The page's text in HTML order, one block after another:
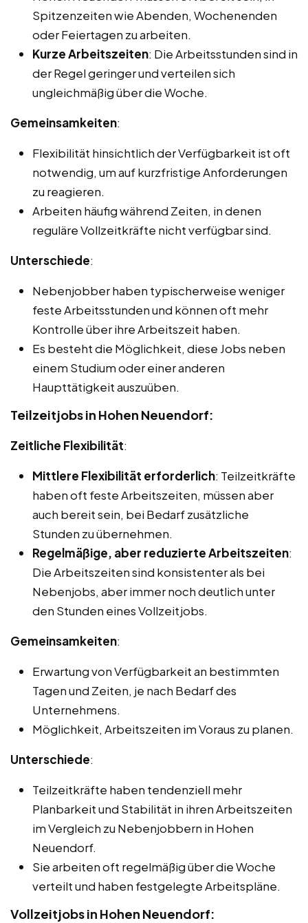
Spitzenzeiten wie Abenden, Wochenenden
oder Feiertagen zu arbeiten.
Kurze Arbeitszeiten: Die Arbeitsstunden sind in
der Regel geringer und verteilen sich
ungleichmäßig über die Woche.
Gemeinsamkeiten:
Flexibilität hinsichtlich der Verfügbarkeit ist oft
notwendig, um auf kurzfristige Anforderungen
zu reagieren.
Arbeiten häufig während Zeiten, in denen
reguläre Vollzeitkräfte nicht verfügbar sind.
Unterschiede:
Nebenjobber haben typischerweise weniger
feste Arbeitsstunden und können oft mehr
Kontrolle über ihre Arbeitszeit haben.
Es besteht die Möglichkeit, diese Jobs neben
einem Studium oder einer anderen
Haupttätigkeit auszuüben.
Teilzeitjobs in Hohen Neuendorf:
Zeitliche Flexibilität:
Mittlere Flexibilität erforderlich: Teilzeitkräfte
haben oft feste Arbeitszeiten, müssen aber
auch bereit sein, bei Bedarf zusätzliche
Stunden zu übernehmen.
Regelmäßige, aber reduzierte Arbeitszeiten:
Die Arbeitszeiten sind konsistenter als bei
Nebenjobs, aber immer noch deutlich unter
den Stunden eines Vollzeitjobs.
Gemeinsamkeiten:
Erwartung von Verfügbarkeit an bestimmten
Tagen und Zeiten, je nach Bedarf des
Unternehmens.
Möglichkeit, Arbeitszeiten im Voraus zu planen.
Unterschiede:
Teilzeitkräfte haben tendenziell mehr
Planbarkeit und Stabilität in ihren Arbeitszeiten
im Vergleich zu Nebenjobbern in Hohen
Neuendorf.
Sie arbeiten oft regelmäßig über die Woche
verteilt und haben festgelegte Arbeitspläne.
Vollzeitjobs in Hohen Neuendorf: